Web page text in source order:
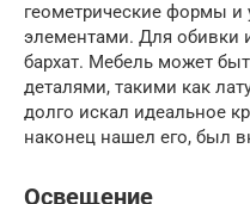
геометрические формы
элементами. Для обивки
бархат. Мебель может
деталями, такими как
долго искал идеальное
наконец нашел его, был
Освещение